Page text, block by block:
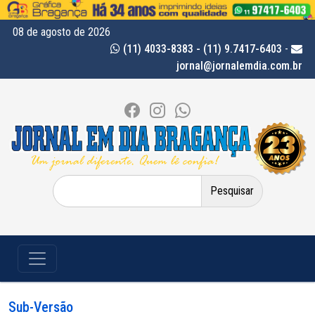
08 de agosto de 2026
(11) 4033-8383 - (11) 9.7417-6403 -
jornal@jornalemdia.com.br
Pesquisar
por:
Sub-Versão